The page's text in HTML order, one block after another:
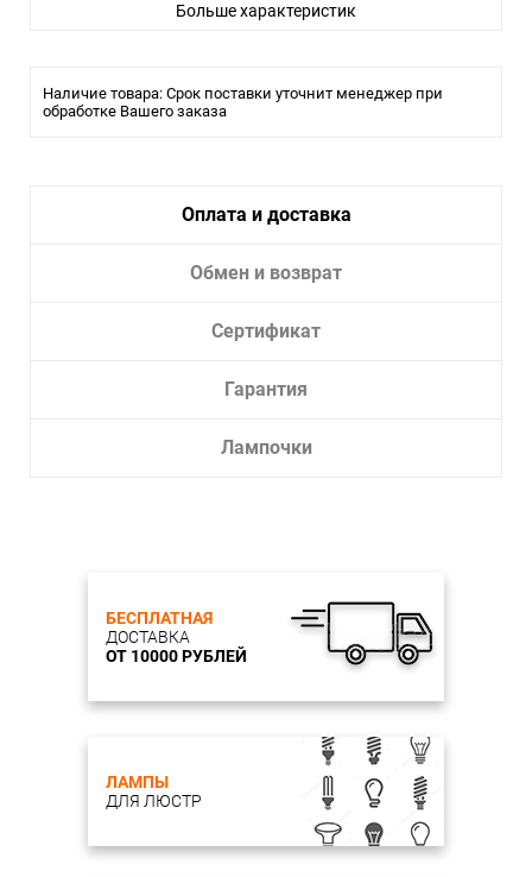
Цвет плафона/абажура:
Стиль:
Врезное отверстие
Лампочки в комплекте:
Диаметр врезного отверстия, см:
Высота встраиваемой части, мм: 55
Больше характеристик
Наличие товара: Срок поставки уточнит менеджер при
обработке Вашего заказа
Оплата и доставка
Обмен и возврат
Сертификат
Гарантия
Лампочки
БЕСПЛАТНАЯ
ДОСТАВКА
ОТ 10000 РУБЛЕЙ
ЛАМПЫ
ДЛЯ ЛЮСТР